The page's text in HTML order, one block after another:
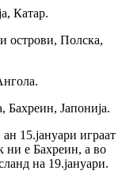
Катар.
острови, Полска,
Јапонија.
15.јануари играат
ни е Бахреин, а во
на 19.јануари.